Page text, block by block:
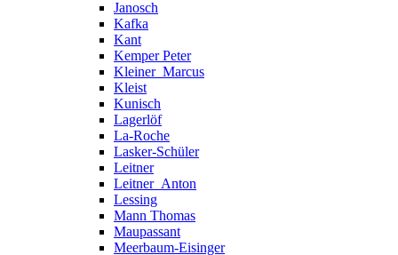
Janosch
Kafka
Kant
Kemper Peter
Kleiner_Marcus
Kleist
Kunisch
Lagerlöf
La-Roche
Lasker-Schüler
Leitner
Leitner_Anton
Lessing
Mann Thomas
Maupassant
Meerbaum-Eisinger